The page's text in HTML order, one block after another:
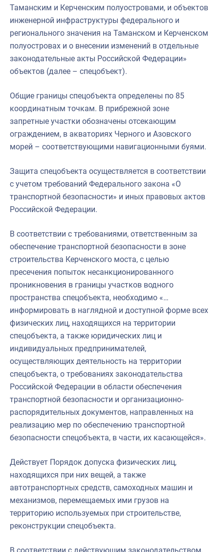
Таманским и Керченским полуостровами, и объектов
инженерной инфраструктуры федерального и
регионального значения на Таманском и Керченском
полуостровах и о внесении изменений в отдельные
законодательные акты Российской Федерации»
объектов (далее – спецобъект).
Общие границы спецобъекта определены по 85
координатным точкам. В прибрежной зоне
запретные участки обозначены отсекающим
ограждением, в акваториях Черного и Азовского
морей – соответствующими навигационными буями.
Защита спецобъекта осуществляется в соответствии
с учетом требований Федерального закона «О
транспортной безопасности» и иных правовых актов
Российской Федерации.
В соответствии с требованиями, ответственным за
обеспечение транспортной безопасности в зоне
строительства Керченского моста, с целью
пресечения попыток несанкционированного
проникновения в границы участков водного
пространства спецобъекта, необходимо «…
информировать в наглядной и доступной форме всех
физических лиц, находящихся на территории
спецобъекта, а также юридических лиц и
индивидуальных предпринимателей,
осуществляющих деятельность на территории
спецобъекта, о требованиях законодательства
Российской Федерации в области обеспечения
транспортной безопасности и организационно-
распорядительных документов, направленных на
реализацию мер по обеспечению транспортной
безопасности спецобъекта, в части, их касающейся».
Действует Порядок допуска физических лиц,
находящихся при них вещей, а также
автотранспортных средств, самоходных машин и
механизмов, перемещаемых ими грузов на
территорию используемых при строительстве,
реконструкции спецобъекта.